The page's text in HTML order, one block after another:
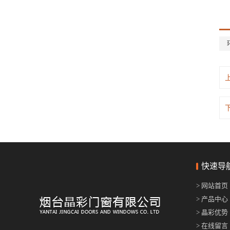
快速导
> 网站首页
> 产品中心
> 晶彩优势
> 在线留言